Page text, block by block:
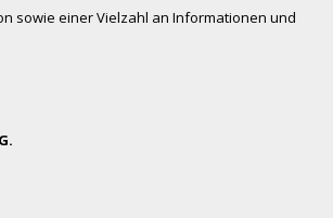
sowie einer Vielzahl an Informationen und